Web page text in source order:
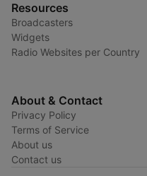
Resources
Broadcasters
Widgets
Radio Websites per Country
About & Contact
Privacy Policy
Terms of Service
About us
Contact us